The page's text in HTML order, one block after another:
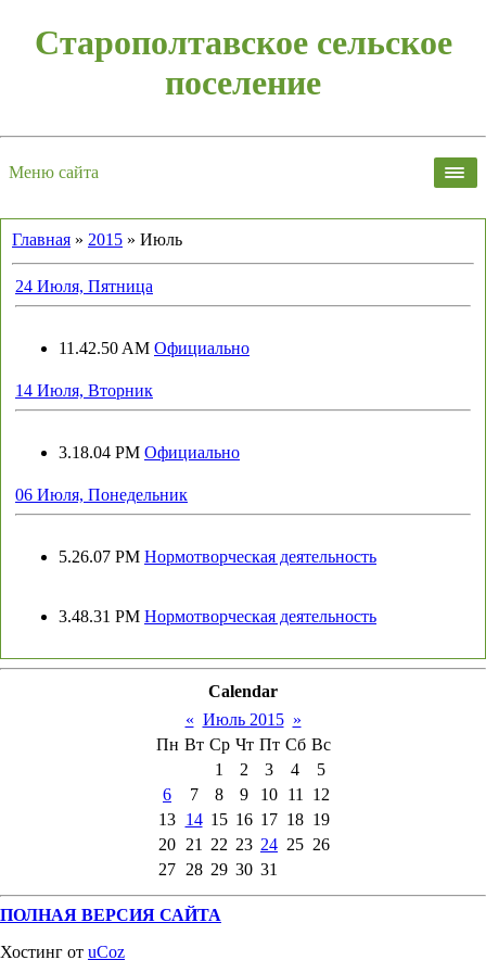
Старополтавское сельское
поселение
Меню сайта
Главная » 2015 » Июль
24 Июля, Пятница
11.42.50 AM Официально
14 Июля, Вторник
3.18.04 PM Официально
06 Июля, Понедельник
5.26.07 PM Нормотворческая деятельность
3.48.31 PM Нормотворческая деятельность
Calendar
« Июль 2015 »
Пн Вт Ср Чт Пт Сб Вс
1
2 3 4
5
6
7 8 9 10 11
12
13 14 15 16 17 18 19
20 21 22 23 24 25 26
27 28 29 30 31
ПОЛНАЯ ВЕРСИЯ САЙТА
Хостинг от uCoz